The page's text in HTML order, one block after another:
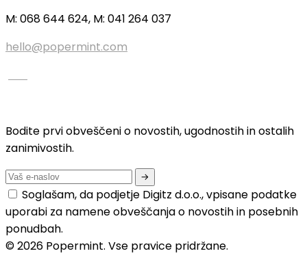
M: 068 644 624, M: 041 264 037
hello@popermint.com
Bodite prvi obveščeni o novostih, ugodnostih in ostalih
zanimivostih.
Soglašam, da podjetje Digitz d.o.o., vpisane podatke
uporabi za namene obveščanja o novostih in posebnih
ponudbah.
© 2026 Popermint. Vse pravice pridržane.